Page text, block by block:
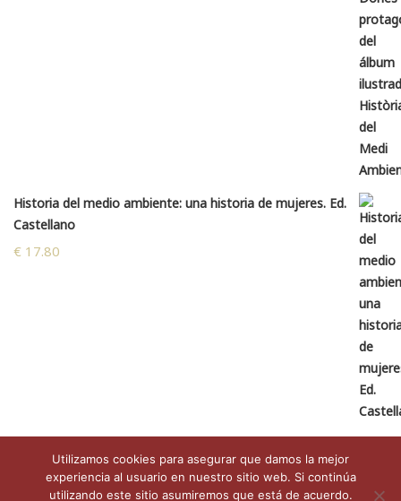
Historia del medio ambiente: una historia de mujeres. Ed.
Castellano
€ 17.80
Utilizamos cookies para asegurar que damos la mejor
experiencia al usuario en nuestro sitio web. Si continúa
utilizando este sitio asumiremos que está de acuerdo.